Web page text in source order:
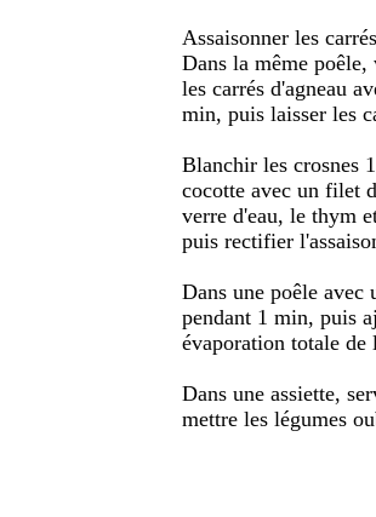
Assaisonner les
Dans la même
les carrés d'agneau
min, puis laisser les
Blanchir les crosnes
cocotte avec un filet
verre d'eau, le thym
puis rectifier
Dans une poêle
pendant 1 min, puis
évaporation totale de
Dans une assiette,
mettre les légumes